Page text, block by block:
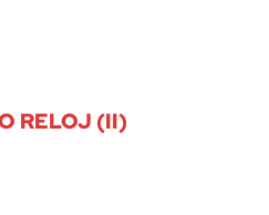
RELOJ (II)